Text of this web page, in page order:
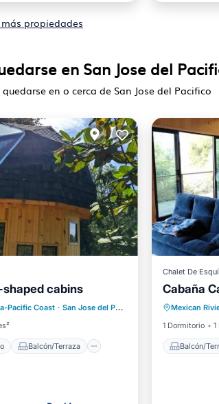
más propiedades
en San Jose del
en o cerca de San Jose del Pacifico
cabins
Pacific Coast · San Jose del Pacifico
0.10 mi al centro
Balcón/Terraza
Balcón/Terraza
Seguridad/Protección
Chalet De Esquí
Cabaña
Mexican
1 Dormitorio
1
Balcón/
Balcón/
Se